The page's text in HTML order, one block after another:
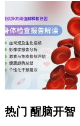
热门 醒脑开智